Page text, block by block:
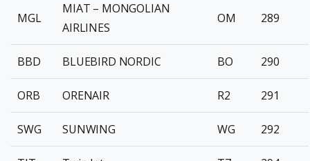
MGL
MIAT – MONGOLIAN
AIRLINES
OM 289
BBD BLUEBIRD NORDIC BO 290
ORB ORENAIR R2 291
SWG SUNWING WG 292